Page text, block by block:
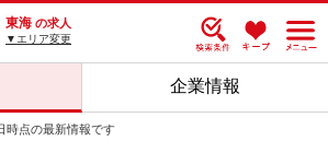
東海 の求人
▼エリア変更
企業情報
時点の最新情報です